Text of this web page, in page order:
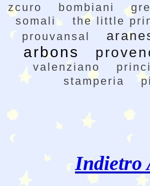
zcuro
bombiani
somali
the little
prouvansal
arbons
valenziano
stamperia
Indietro